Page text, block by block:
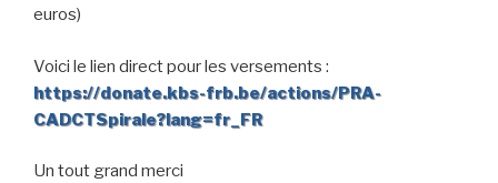
euros)
Voici le lien direct pour les versements :
https://donate.kbs-frb.be/actions/PRA-
CADCTSpirale?lang=fr_FR
Un tout grand merci